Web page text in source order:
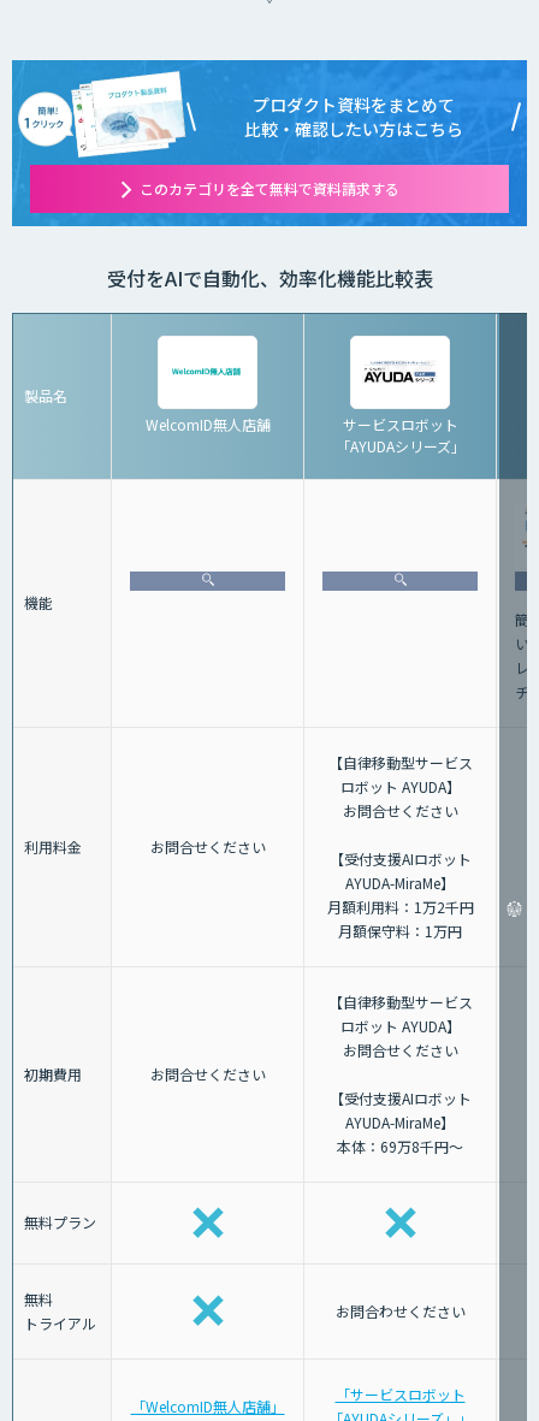
プロダクト資料をまとめて
比較・確認したい方はこちら
このカテゴリを全て無料で資料請求する
受付をAIで自動化、効率化機能比較表
製品名
WelcomID無人店舗
サービスロボット
「AYUDAシリーズ」
機能
簡
い
レ
チ
利用料金 お問合せください
【自律移動型サービス
ロボット AYUDA】
お問合せください
【受付支援AIロボット
AYUDA-MiraMe】
月額利用料：1万2千円
月額保守料：1万円
初期費用 お問合せください
【自律移動型サービス
ロボット AYUDA】
お問合せください
【受付支援AIロボット
AYUDA-MiraMe】
本体：69万8千円～
無料プラン
無料
トライアル
お問合わせください
「WelcomID無人店舗」
「サービスロボット